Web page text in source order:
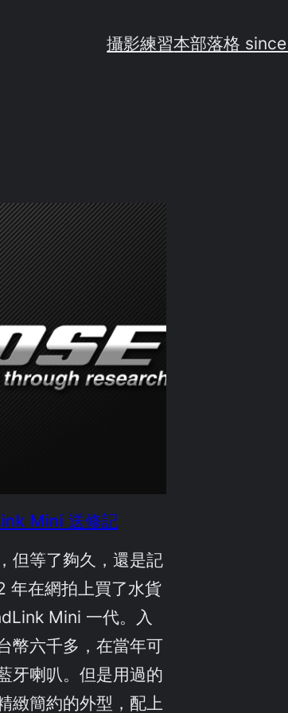
攝影練習本部落格
Mini 送修記
但等了夠久，還是記
年在網拍上買了水貨
Mini 一代。入
幣六千多，在當年可
牙喇叭。但是用過的
緻簡約的外型，配上